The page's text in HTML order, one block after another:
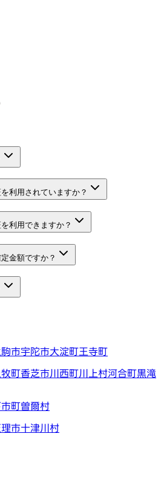
利用されていますか？
利用できますか？
金額ですか？
市宇陀市大淀町王寺町
牧町香芝市川西町川上村河合町黒滝
町曽爾村
市十津川村